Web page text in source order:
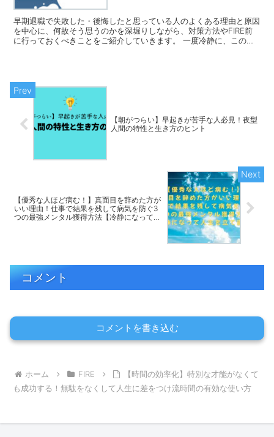
早期退職で失敗した・後悔したと思っている人のよくある理由と原因
を中心に、何故そう思うのかを深堀りしながら、対策方法やFIRE前
に行っておくべきことをご紹介していきます。 一度冷静に、このま
【朝がつらい】早起きが苦手な人必見！夜型
人間の特性と生き方のヒント
【優秀な人ほど病む！】真面目を辞めた方が
いい理由！仕事で結果を残して病気を防ぐ3
つの最強メンタル獲得方法【冷静になって人
コメント
コメントを書き込む
ホーム FIRE
【時間の効率化】特別な才能がなくて
も成功する！無駄をなくして人生に差をつけ流時間の有効な使い方